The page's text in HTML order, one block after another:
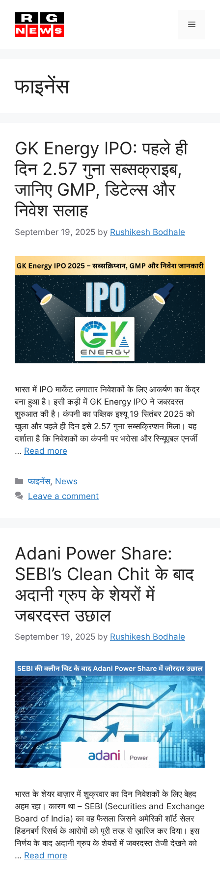
content
Menu
फाइनेंस
GK Energy IPO: पहले ही
दिन 2.57 गुना सब्सक्राइब,
जानिए GMP, डिटेल्स और
निवेश सलाह
September 19, 2025 by Rushikesh Bodhale
भारत में IPO मार्केट लगातार निवेशकों के लिए आकर्षण का केंद्र
बना हुआ है। इसी कड़ी में GK Energy IPO ने जबरदस्त
शुरुआत की है। कंपनी का पब्लिक इश्यू 19 सितंबर 2025 को
खुला और पहले ही दिन इसे 2.57 गुना सब्सक्रिप्शन मिला। यह
दर्शाता है कि निवेशकों का कंपनी पर भरोसा और रिन्यूएबल एनर्जी
… Read more
Categories
फाइनेंस, News
Leave a comment
Adani Power Share:
SEBI’s Clean Chit के बाद
अदानी ग्रुप के शेयरों में
जबरदस्त उछाल
September 19, 2025 by Rushikesh Bodhale
भारत के शेयर बाज़ार में शुक्रवार का दिन निवेशकों के लिए बेहद
अहम रहा। कारण था – SEBI (Securities and Exchange
Board of India) का वह फैसला जिसने अमेरिकी शॉर्ट सेलर
हिंडनबर्ग रिसर्च के आरोपों को पूरी तरह से ख़ारिज कर दिया। इस
निर्णय के बाद अदानी ग्रुप के शेयरों में जबरदस्त तेजी देखने को
… Read more